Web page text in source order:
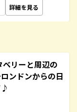
詳細を見る
リーと周辺の
ンドンからの日
♪